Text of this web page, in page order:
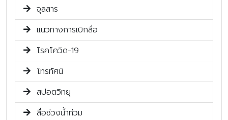
จุลสาร
แนวทางการเบิกสื่อ
โรคโควิด-19
โทรทัศน์
สปอตวิทยุ
สื่อช่วงน้ำท่วม